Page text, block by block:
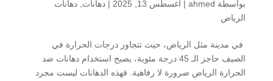
بواسطة ahmed
| أغسطس 13, 2025 | دهانات دهانات
الرياض
في مدينة مثل الرياض، حيث تتجاوز درجات الحرارة في
الصيف حاجز الـ 45 درجة مئوية، يصبح استخدام دهانات ضد
الحرارة الرياض ضرورة لا رفاهية. فهذه الدهانات ليست مجرد